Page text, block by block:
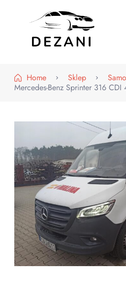
Home
Sklep
Mercedes-Benz Sprinter 316